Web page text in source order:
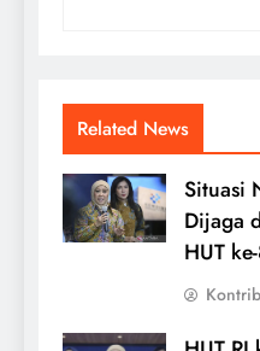
Related News
Situasi
Dijaga
HUT